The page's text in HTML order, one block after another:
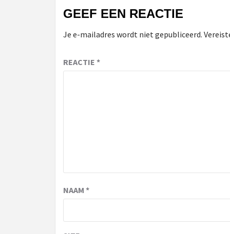
GEEF EEN REACTIE
Je e-mailadres wordt niet gepubliceerd.
REACTIE *
NAAM *